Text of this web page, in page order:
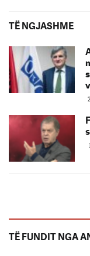
TË NGJASHME
TË FUNDIT NGA